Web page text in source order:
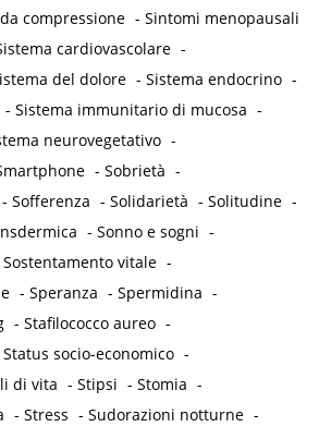
compressione -Sintomi menopausali
cardiovascolare -
del dolore -Sistema endocrino -
-Sistema immunitario di mucosa -
neurovegetativo -
-Sobrietà -
-Sofferenza -Solidarietà -Solitudine -
-Sonno e sogni -
Sostentamento vitale -
-Speranza -Spermidina -
-Stafilococco aureo -
Status socio-economico -
di vita -Stipsi -Stomia -
-Stress -Sudorazioni notturne -